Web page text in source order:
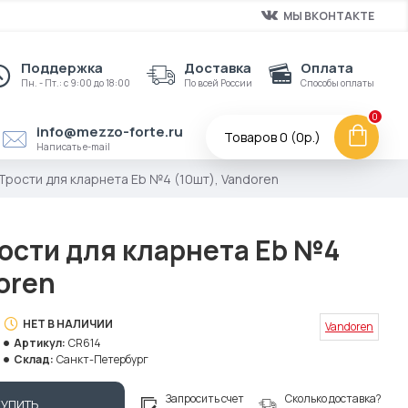
МЫ ВКОНТАКТЕ
Поддержка
Пн. - Пт.: с 9:00 до 18:00
Доставка
По всей России
Оплата
Способы оплаты
info@mezzo-forte.ru
Написать e-mail
Товаров 0 (0р.)
0
для кларнета Eb №4 (10шт), Vandoren
для кларнета Eb №4
НЕТ В НАЛИЧИИ
Артикул: CR614
Склад: Санкт-Петербург
Vandoren
Запросить счет Сколько доставка?